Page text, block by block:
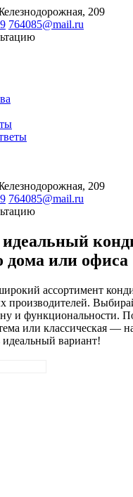
209
764085@mail.ru
209
764085@mail.ru
идеальный
дома или офиса
ассортимент
производителей.
и функциональности.
или классическая —
вариант!